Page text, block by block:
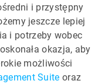
i przystępny
jeszcze lepiej
i potrzeby wobec
okazja, aby
możliwości
Suite oraz